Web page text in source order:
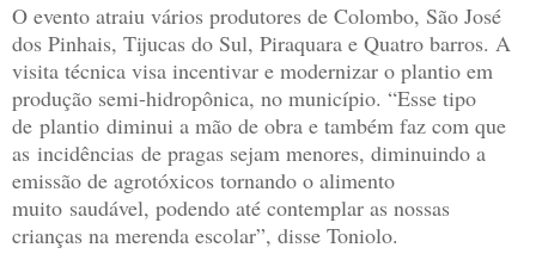
O evento atraiu vários produtores de Colombo, São José
dos Pinhais, Tijucas do Sul, Piraquara e Quatro barros. A
visita técnica visa incentivar e modernizar o plantio em
produção semi-hidropônica, no município. “Esse tipo
de plantio diminui a mão de obra e também faz com que
as incidências de pragas sejam menores, diminuindo a
emissão de agrotóxicos tornando o alimento
muito saudável, podendo até contemplar as nossas
crianças na merenda escolar”, disse Toniolo.